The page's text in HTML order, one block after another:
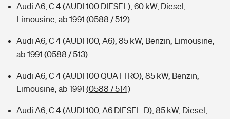
Audi A6, C 4 (AUDI 100 DIESEL), 60 kW, Diesel,
Limousine, ab 1991 (0588 / 512)
Audi A6, C 4 (AUDI 100, A6), 85 kW, Benzin, Limousine,
ab 1991 (0588 / 513)
Audi A6, C 4 (AUDI 100 QUATTRO), 85 kW, Benzin,
Limousine, ab 1991 (0588 / 514)
Audi A6, C 4 (AUDI 100, A6 DIESEL-D), 85 kW, Diesel,